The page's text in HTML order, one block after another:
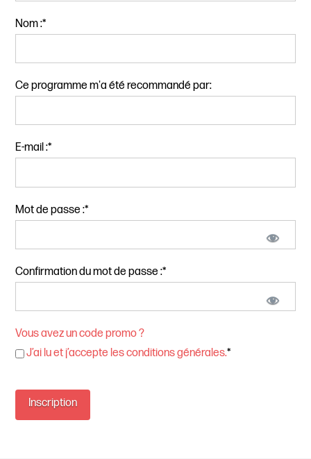
Nom :*
Ce programme m'a été recommandé par:
E-mail :*
Mot de passe :*
Confirmation du mot de passe :*
Vous avez un code promo ?
J’ai lu et j’accepte les conditions générales.*
Aucune valeur